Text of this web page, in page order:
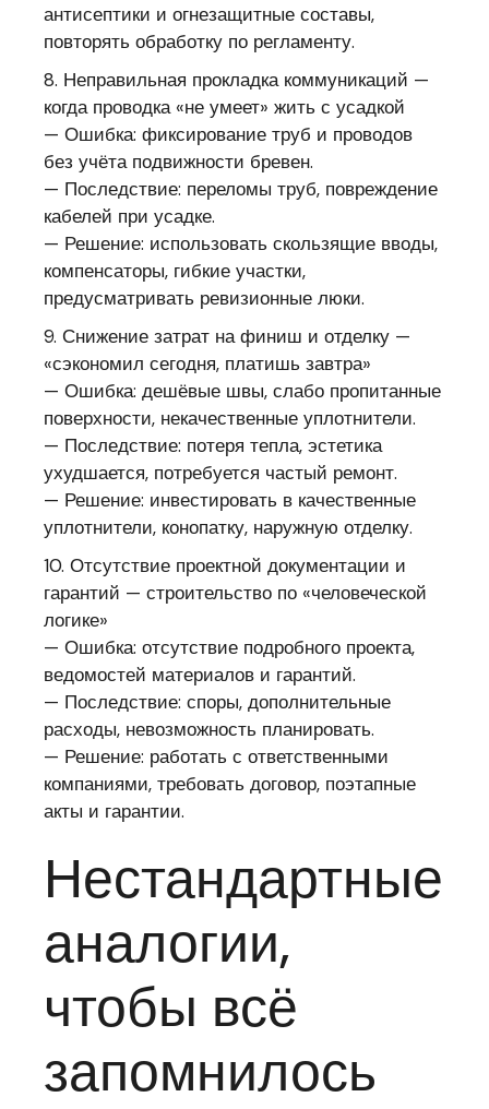
антисептики и огнезащитные составы,
повторять обработку по регламенту.
8. Неправильная прокладка коммуникаций —
когда проводка «не умеет» жить с усадкой
— Ошибка: фиксирование труб и проводов
без учёта подвижности бревен.
— Последствие: переломы труб, повреждение
кабелей при усадке.
— Решение: использовать скользящие вводы,
компенсаторы, гибкие участки,
предусматривать ревизионные люки.
9. Снижение затрат на финиш и отделку —
«сэкономил сегодня, платишь завтра»
— Ошибка: дешёвые швы, слабо пропитанные
поверхности, некачественные уплотнители.
— Последствие: потеря тепла, эстетика
ухудшается, потребуется частый ремонт.
— Решение: инвестировать в качественные
уплотнители, конопатку, наружную отделку.
10. Отсутствие проектной документации и
гарантий — строительство по «человеческой
логике»
— Ошибка: отсутствие подробного проекта,
ведомостей материалов и гарантий.
— Последствие: споры, дополнительные
расходы, невозможность планировать.
— Решение: работать с ответственными
компаниями, требовать договор, поэтапные
акты и гарантии.
Нестандартные
аналогии,
чтобы всё
запомнилось